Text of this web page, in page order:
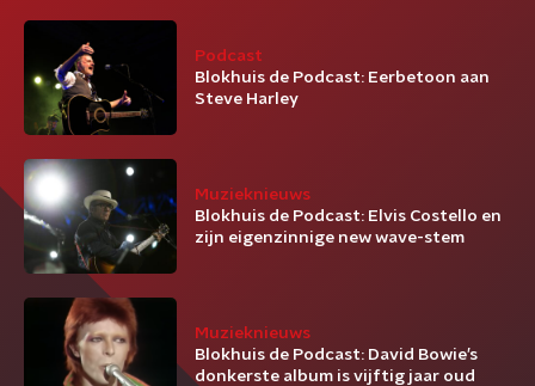
Podcast
Blokhuis de Podcast: Eerbetoon aan
Steve Harley
Muzieknieuws
Blokhuis de Podcast: Elvis Costello en
zijn eigenzinnige new wave-stem
Muzieknieuws
Blokhuis de Podcast: David Bowie’s
donkerste album is vijftig jaar oud